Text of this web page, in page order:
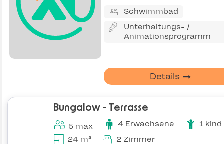
Schwimmbad
Unterhaltungs- /
Animationsprogramm
Details
Bungalow - Terrasse
5 max 4 Erwachsene
1 kind
24 m²
2 Zimmer